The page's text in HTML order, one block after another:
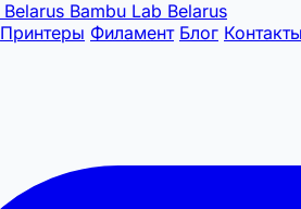
Bambu Lab Belarus
Принтеры Филамент Блог